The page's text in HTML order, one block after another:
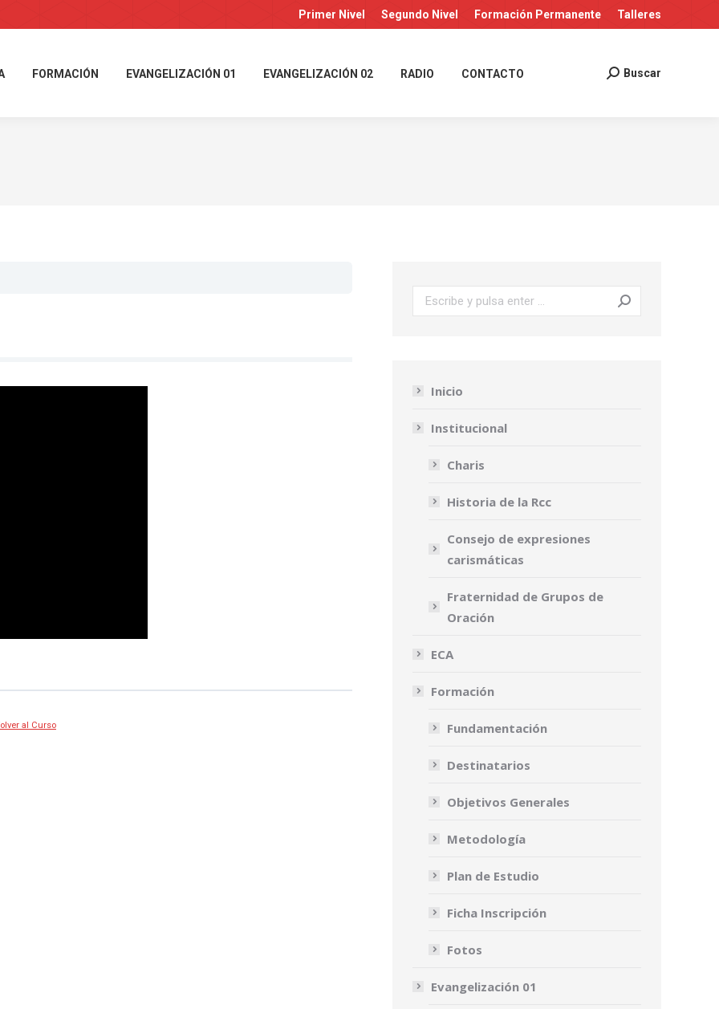
Primer Nivel Segundo Nivel Formación Permanente Talleres
FORMACIÓN EVANGELIZACIÓN 01 EVANGELIZACIÓN 02 RADIO CONTACTO Buscar:
Buscar
al Curso
Buscar:
Inicio
Institucional
Charis
Historia de la Rcc
Consejo de expresiones
carismáticas
Fraternidad de Grupos de
Oración
ECA
Formación
Fundamentación
Destinatarios
Objetivos Generales
Metodología
Plan de Estudio
Ficha Inscripción
Fotos
Evangelización 01